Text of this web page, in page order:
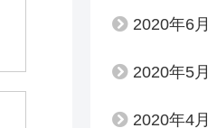
2020年6月
2020年5月
2020年4月